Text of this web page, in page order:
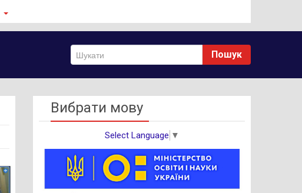
Пошук
Вибрати мову
Select Language ▼